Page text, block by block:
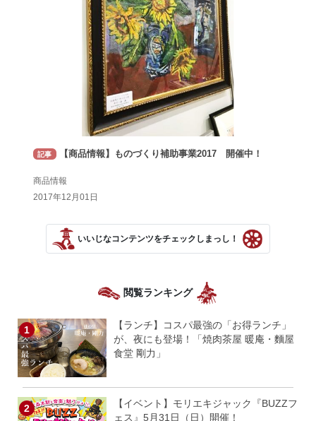
記事 【商品情報】ものづくり補助事業2017 開催中！
商品情報
2017年12月01日
いいじなコンテンツをチェックしまっし！
閲覧ランキング
【ランチ】コスパ最強の「お得ランチ」
が、夜にも登場！「焼肉茶屋 暖庵・麵屋
食堂 剛力」
【イベント】モリエキジャック『BUZZフ
ェス』5月31日（日）開催！